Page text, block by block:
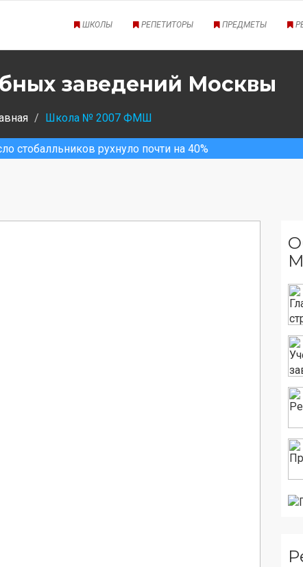
ШКОЛЫ РЕПЕТИТОРЫ ПРЕДМЕТЫ
заведений Москвы
Школа № 2007 ФМШ
рухнуло почти на 40%